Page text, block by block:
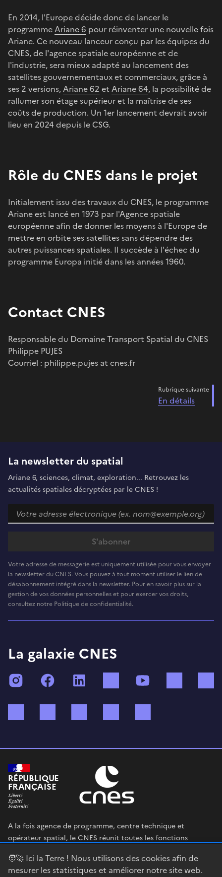
🧑‍🚀 Ici la Terre ! Nous utilisons des cookies afin de
mesurer les statistiques et améliorer notre site web.
En 2014, l'Europe décide donc de lancer le
programmeAriane 6 pour réinventer une nouvelle fois
Ariane. Ce nouveau lanceur conçu par les équipes du
CNES, de l'agence spatiale européenne et de
l'industrie, sera mieux adapté au lancement des
satellites gouvernementaux et commerciaux, grâce à
ses 2 versions,Ariane 62 et Ariane 64, la possibilité de
rallumer son étage supérieur et la maîtrise de ses
coûts de production. Un 1er lancement devrait avoir
lieu en 2024 depuis le CSG.
Rôle du CNES dans le projet
Initialement issu des travaux du CNES, le programme
Ariane est lancé en 1973 par l'Agence spatiale
européenne afin de donner les moyens à l'Europe de
mettre en orbite ses satellites sans dépendre des
autres puissances spatiales. Il succède à l'échec du
programme Europa initié dans les années 1960.
Contact CNES
Responsable du Domaine Transport Spatial du CNES
Philippe PUJES
Courriel : philippe.pujes at cnes.fr
Rubrique suivante
En détails
La newsletter du spatial
Ariane 6, sciences, climat, exploration... Retrouvez les
actualités spatiales décryptées par le CNES !
Votre adresse de messagerie est uniquement utilisée pour vous envoyer
la newsletter du CNES. Vous pouvez à tout moment utiliser le lien de
désabonnement intégré dans la newsletter. Pour en savoir plus sur la
gestion de vos données personnelles et pour exercer vos droits,
consultez notre Politique de confidentialité.
La galaxie CNES
InstagramFacebook TikTok
RÉPUBLIQUE
FRANÇAISE
A la fois agence de programme, centre technique et
opérateur spatial, le CNES réunit toutes les fonctions
en œuvre sa stratégie spatiale.